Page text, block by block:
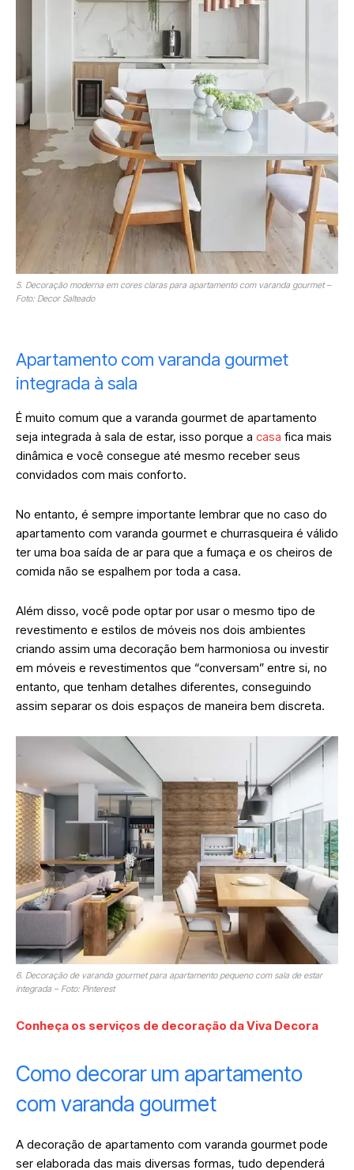
5. Decoração moderna em cores claras para apartamento com varanda gourmet –
Foto: Decor Salteado
Apartamento com varanda gourmet
integrada à sala
É muito comum que a varanda gourmet de apartamento
seja integrada à sala de estar, isso porque a casa fica mais
dinâmica e você consegue até mesmo receber seus
convidados com mais conforto.
No entanto, é sempre importante lembrar que no caso do
apartamento com varanda gourmet e churrasqueira é válido
ter uma boa saída de ar para que a fumaça e os cheiros de
comida não se espalhem por toda a casa.
Além disso, você pode optar por usar o mesmo tipo de
revestimento e estilos de móveis nos dois ambientes
criando assim uma decoração bem harmoniosa ou investir
em móveis e revestimentos que “conversam” entre si, no
entanto, que tenham detalhes diferentes, conseguindo
assim separar os dois espaços de maneira bem discreta.
6. Decoração de varanda gourmet para apartamento pequeno com sala de estar
integrada – Foto: Pinterest
Conheça os serviços de decoração da Viva Decora
Como decorar um apartamento
com varanda gourmet
A decoração de apartamento com varanda gourmet pode
ser elaborada das mais diversas formas, tudo dependerá